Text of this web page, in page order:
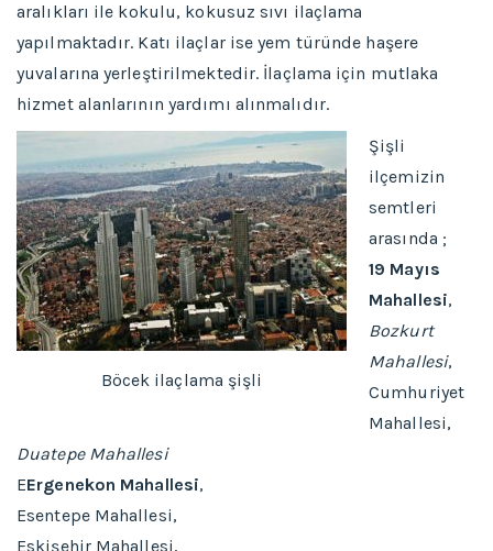
aralıkları ile kokulu, kokusuz sıvı ilaçlama
yapılmaktadır. Katı ilaçlar ise yem türünde haşere
yuvalarına yerleştirilmektedir. İlaçlama için mutlaka
hizmet alanlarının yardımı alınmalıdır.
Böcek ilaçlama şişli
Şişli
ilçemizin
semtleri
arasında ;
19 Mayıs
Mahallesi,
Bozkurt
Mahallesi,
Cumhuriyet
Mahallesi,
Duatepe Mahallesi
EErgenekon Mahallesi,
Esentepe Mahallesi,
Eskişehir Mahallesi,